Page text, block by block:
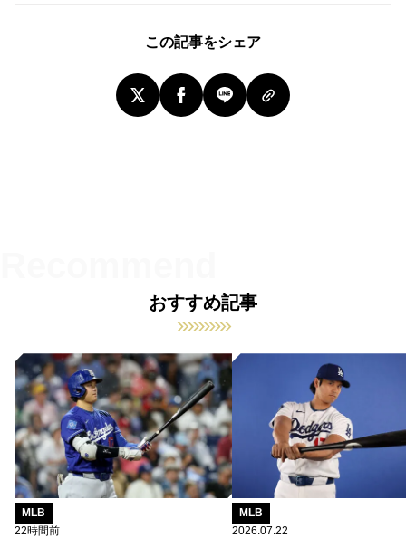
この記事をシェア
おすすめ記事
MLB
22時間前
MLB
2026.07.22